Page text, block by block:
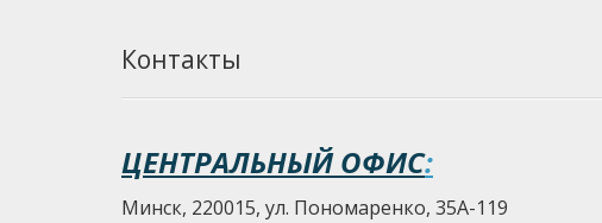
Контакты
ЦЕНТРАЛЬНЫЙ ОФИС:
Минск, 220015, ул. Пономаренко, 35А-119